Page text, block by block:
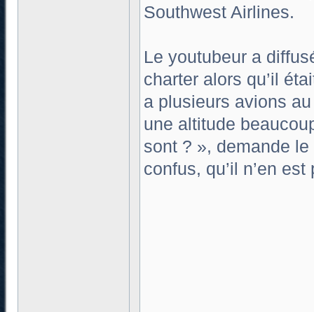
Southwest Airlines.
Le youtubeur a
charter alors qu’il
a plusieurs avions
une altitude
sont ? », demande
confus, qu’il n’en